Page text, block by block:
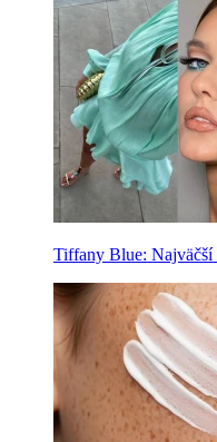
Tiffany Blue: Najväčší